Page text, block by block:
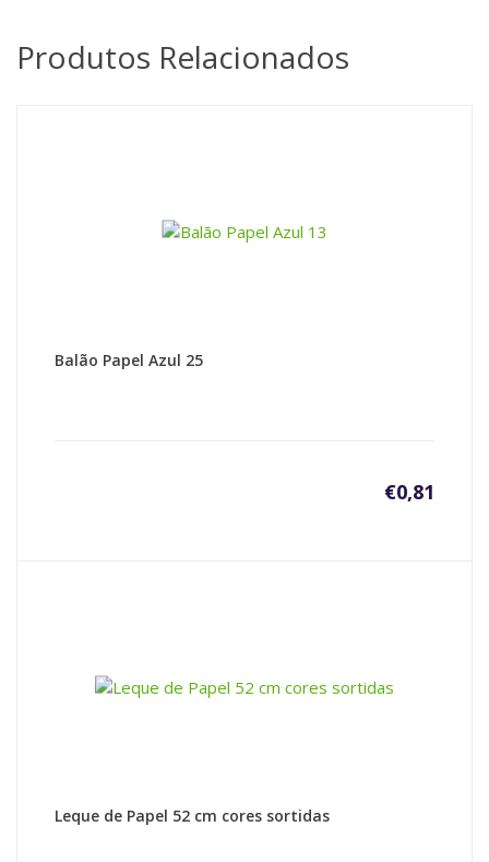
Produtos Relacionados
Balão Papel Azul 25
€0,81
Leque de Papel 52 cm cores sortidas